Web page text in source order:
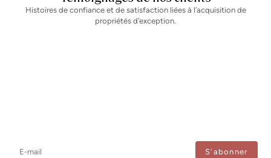
Histoires de confiance et de satisfaction liées à l’acquisition de
propriétés d’exception.